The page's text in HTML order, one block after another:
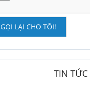
GỌI LẠI CHO TÔI!
TIN TỨC